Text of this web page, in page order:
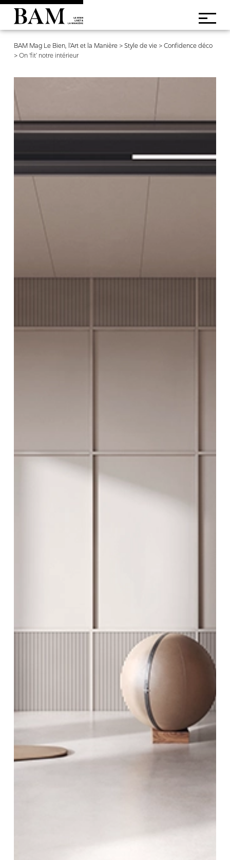
BAM Mag Le Bien, l'Art et la Manière >Style de vie >Confidence déco
>On ‘fit’ notre intérieur